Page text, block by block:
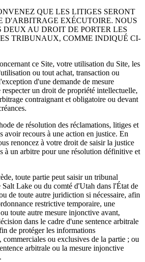
QUE LES LITIGES SERONT
D'ARBITRAGE EXÉCUTOIRE. NOUS
DEUX AU DROIT DE PORTER LES
TRIBUNAUX, COMME INDIQUÉ CI-
ce Site, votre utilisation du Site, les
ou tout achat, transaction ou
d'une demande de mesure
un droit de propriété intellectuelle,
contraignant et obligatoire ou devant
de résolution des réclamations, litiges et
avoir recours à une action en justice. En
renoncez à votre droit de saisir la justice
à un arbitre pour une résolution définitive et
toute partie peut saisir un tribunal
Salt Lake ou du comté d'Utah dans l'État de
de toute autre juridiction si nécessaire, afin
restrictive temporaire, une
toute autre mesure injonctive avant,
dans le cadre d'une sentence arbitrale
de protéger les informations
ou exclusives de la partie ; ou
arbitrale ou la mesure injonctive